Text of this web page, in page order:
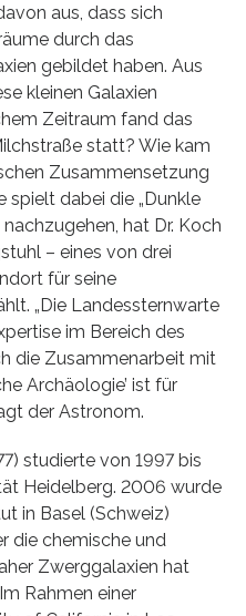
aus, dass sich
durch das
gebildet haben. Aus
kleinen Galaxien
Zeitraum fand das
statt? Wie kam
Zusammensetzung
spielt dabei die „Dunkle
hat Dr. Koch
– eines von drei
für seine
„Die Landessternwarte
im Bereich des
die Zusammenarbeit mit
Archäologie’ ist für
der Astronom.
studierte von 1997 bis
Heidelberg. 2006 wurde
in Basel (Schweiz)
die chemische und
Zwerggalaxien hat
Rahmen einer